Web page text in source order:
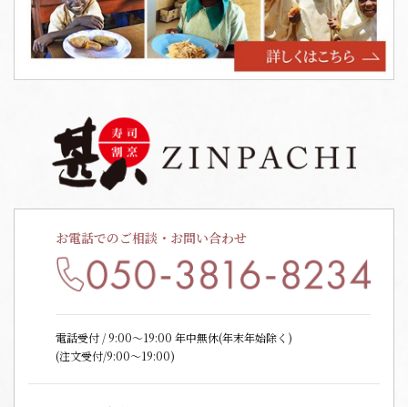
お電話でのご相談・お問い合わせ
電話受付 / 9:00〜19:00 年中無休(年末年始除く)
(注文受付/9:00～19:00)